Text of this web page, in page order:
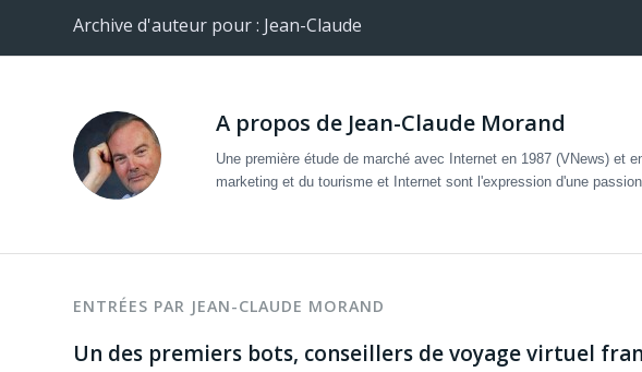
Archive d'auteur pour : Jean-Claude
A propos de Jean-Claude Morand
Une première étude de marché avec Internet en 1987 (VNews) et
marketing et du tourisme et Internet sont l'expression d'une
ENTRÉES PAR JEAN-CLAUDE MORAND
Un des premiers bots, conseillers de voyage virtuel